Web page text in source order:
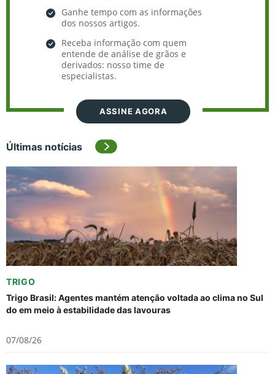
Ganhe tempo com as informações
dos nossos artigos.
Receba informação com quem
entende de análise de grãos e
derivados: nosso time de
especialistas.
ASSINE AGORA
Últimas notícias
TRIGO
Trigo Brasil: Agentes mantém atenção voltada ao clima no Sul
do em meio à estabilidade das lavouras
07/08/26